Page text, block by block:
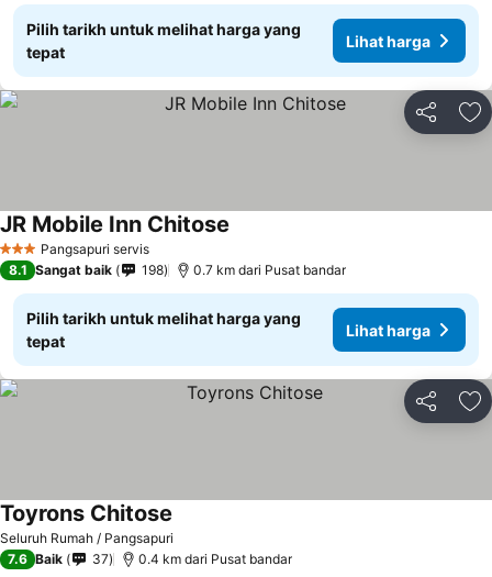
Pilih tarikh untuk melihat harga yang
tepat
Lihat harga
Kongsi
3 BintangPangsapuri servis
JR Mobile Inn Chitose
8.1 Sangat baik 198 0.7 km dari Pusat bandar
Pilih tarikh untuk melihat harga yang
tepat
Lihat harga
Kongsi
Seluruh Rumah / Pangsapuri
Toyrons Chitose
7.6 Baik 37 0.4 km dari Pusat bandar